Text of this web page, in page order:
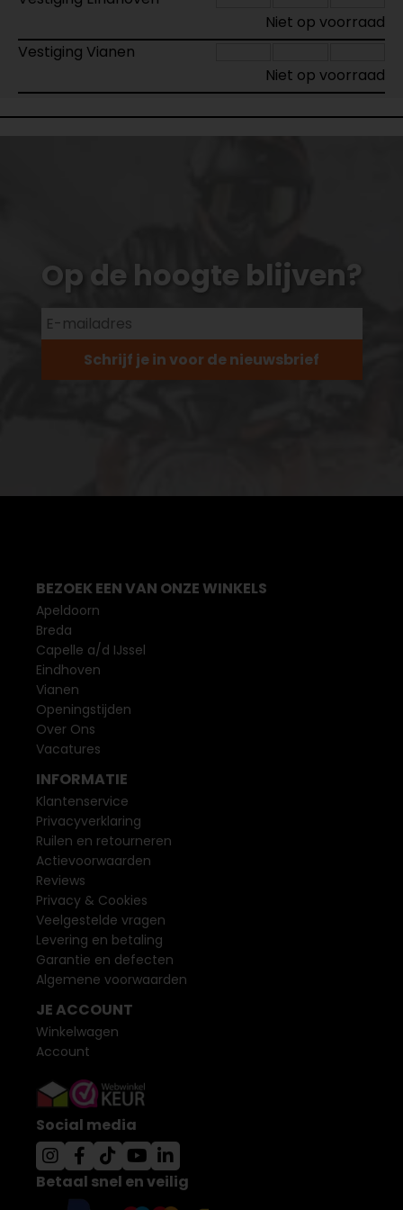
Niet op voorraad
Vestiging Vianen
Niet op voorraad
Op de hoogte blijven?
Schrijf je in voor de nieuwsbrief
BEZOEK EEN VAN ONZE WINKELS
Apeldoorn
Breda
Capelle a/d IJssel
Eindhoven
Vianen
Openingstijden
Over Ons
Vacatures
INFORMATIE
Klantenservice
Privacyverklaring
Ruilen en retourneren
Actievoorwaarden
Reviews
Privacy & Cookies
Veelgestelde vragen
Levering en betaling
Garantie en defecten
Algemene voorwaarden
JE ACCOUNT
Winkelwagen
Account
Social media
Betaal snel en veilig